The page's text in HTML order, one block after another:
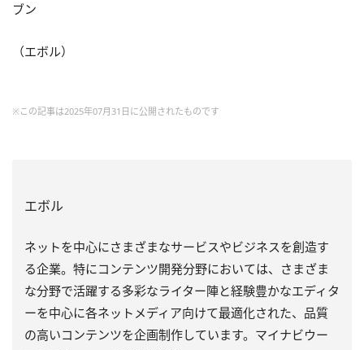
ブン
（エボル）
※この記事は2025年07月31日に公開されたものです
エボル
ネットを中心にさまざまなサービスやビジネスを創造す
る企業。特にコンテンツ開発分野においては、さまざま
な分野で活躍する多彩なライター陣と経験豊かなエディタ
ーを中心に各ネットメディア向けて最適化された、品質
の高いコンテンツを企画制作しています。マイナビウー